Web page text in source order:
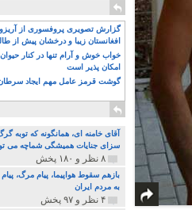
گزارش تصویری پروفسوری از
افغانستان زیبا و درخشان پیش از
خواب خوش و آرام تنها در کنار
امکان پذیر است
گوشت قرمز عامل مهم ایجاد
آقای خامنه ای، همانگونه که توبه
سزای جنایات همیشگی شماچه می
۸ نظر و ۱۸۰ پخش
بازهم سقوط هواپیما، پیام مرگ،
به مردم ایران
۴ نظر و ۹۷ پخش